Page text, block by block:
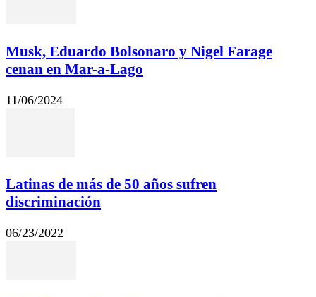
Musk, Eduardo Bolsonaro y Nigel Farage
cenan en Mar-a-Lago
11/06/2024
Latinas de más de 50 años sufren
discriminación
06/23/2022